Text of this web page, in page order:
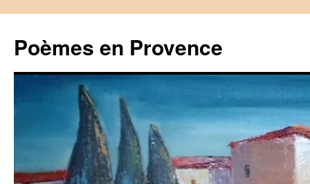
contenu
Poèmes en Provence